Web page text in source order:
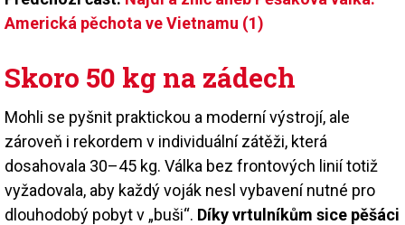
Americká pěchota ve Vietnamu (1)
Skoro 50 kg na zádech
Mohli se pyšnit praktickou a moderní výstrojí, ale
zároveň i rekordem v individuální zátěži, která
dosahovala 30–45 kg. Válka bez frontových linií totiž
vyžadovala, aby každý voják nesl vybavení nutné pro
dlouhodobý pobyt v „buši“. Díky vrtulníkům sice pěšáci